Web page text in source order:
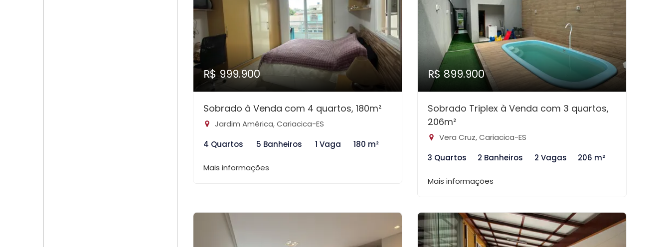
R$ 999.900
Sobrado à Venda com 4 quartos, 180m²
Jardim América, Cariacica-ES
4 Quartos
5 Banheiros 1 Vaga 180 m²
Mais informações
R$ 899.900
Sobrado Triplex à Venda com 3 quartos,
206m²
Vera Cruz, Cariacica-ES
3 Quartos
2 Banheiros 2 Vagas 206 m²
Mais informações